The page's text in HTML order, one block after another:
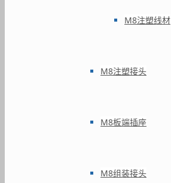
M8注塑线材
M8注塑接头
M8板端插座
M8组装接头